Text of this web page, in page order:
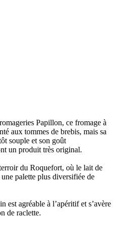
Papillon, ce fromage à
aux tommes de brebis, mais sa
souple et son goût
un produit très original.
du Roquefort, où le lait de
palette plus diversifiée de
est agréable à l’apéritif et s’avère
de raclette.